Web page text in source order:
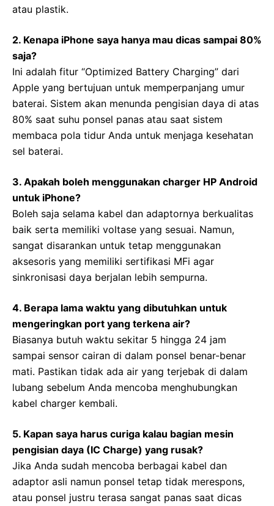
atau plastik.
2. Kenapa iPhone saya hanya mau dicas sampai 80%
saja?
Ini adalah fitur “Optimized Battery Charging” dari
Apple yang bertujuan untuk memperpanjang umur
baterai. Sistem akan menunda pengisian daya di atas
80% saat suhu ponsel panas atau saat sistem
membaca pola tidur Anda untuk menjaga kesehatan
sel baterai.
3. Apakah boleh menggunakan charger HP Android
untuk iPhone?
Boleh saja selama kabel dan adaptornya berkualitas
baik serta memiliki voltase yang sesuai. Namun,
sangat disarankan untuk tetap menggunakan
aksesoris yang memiliki sertifikasi MFi agar
sinkronisasi daya berjalan lebih sempurna.
4. Berapa lama waktu yang dibutuhkan untuk
mengeringkan port yang terkena air?
Biasanya butuh waktu sekitar 5 hingga 24 jam
sampai sensor cairan di dalam ponsel benar-benar
mati. Pastikan tidak ada air yang terjebak di dalam
lubang sebelum Anda mencoba menghubungkan
kabel charger kembali.
5. Kapan saya harus curiga kalau bagian mesin
pengisian daya (IC Charge) yang rusak?
Jika Anda sudah mencoba berbagai kabel dan
adaptor asli namun ponsel tetap tidak merespons,
atau ponsel justru terasa sangat panas saat dicas